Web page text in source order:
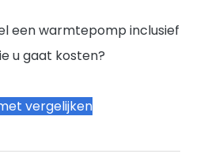
een warmtepomp inclusief
u gaat kosten?
vergelijken